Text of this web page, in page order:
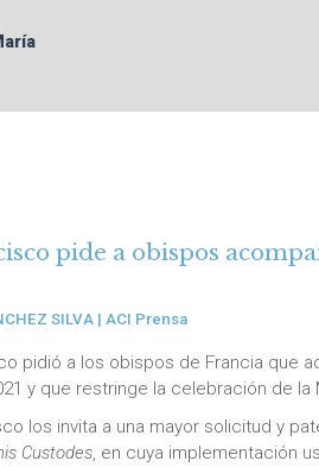
pide a obispos
SILVA | ACI Prensa
pidió a los obispos de Francia que
y que restringe la celebración de la
los invita a una mayor solicitud y
Custodes, en cuya implementación